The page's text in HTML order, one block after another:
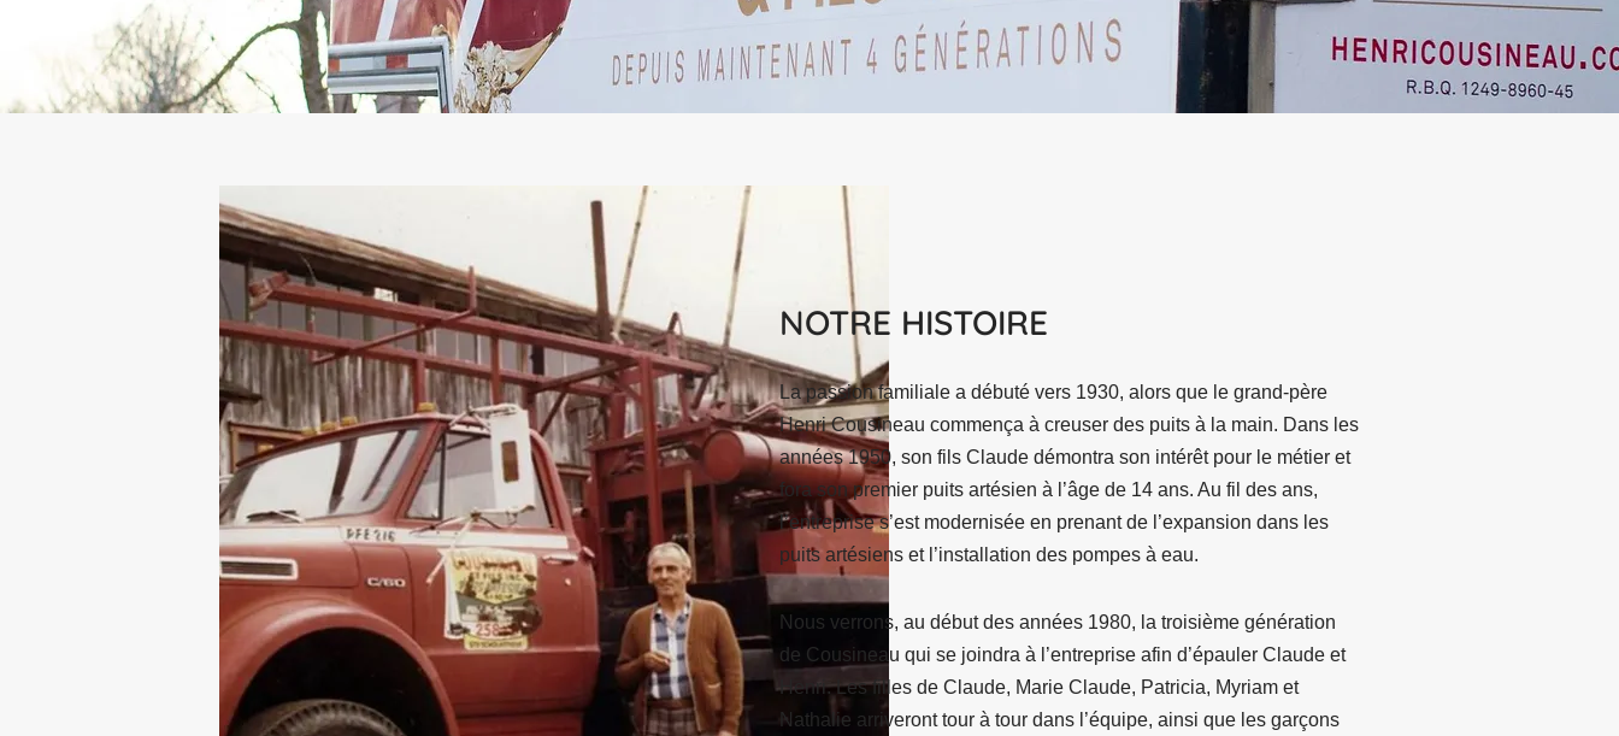
NOTRE HISTOIRE
La passion familiale a débuté vers 1930, alors que le grand-père
Henri Cousineau commença à creuser des puits à la main. Dans les
années 1950, son fils Claude démontra son intérêt pour le métier et
fora son premier puits artésien à l’âge de 14 ans. Au fil des ans,
l’entreprise s’est modernisée en prenant de l’expansion dans les
puits artésiens et l’installation des pompes à eau.
Nous verrons, au début des années 1980, la troisième génération
de Cousineau qui se joindra à l’entreprise afin d’épauler Claude et
Henri. Les filles de Claude, Marie Claude, Patricia, Myriam et
Nathalie arriveront tour à tour dans l’équipe, ainsi que les garçons